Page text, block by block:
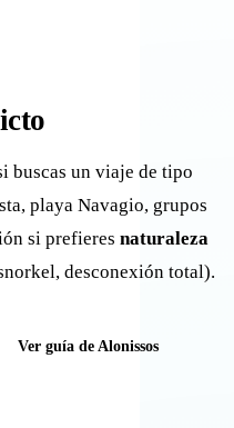
buscas un viaje de tipo
playa Navagio, grupos
si prefieres naturaleza
desconexión total).
Ver guía de Alonissos